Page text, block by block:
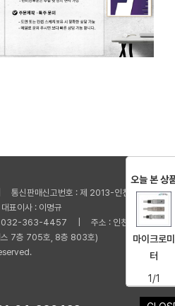
신판매신고번호 : 제 2013-인천부평-001
이사 : 이명규
363-4457 | 주소 : 인천광역시 부
스 7층 705호, 8층 803호)
오늘 본 상
마이크로미
터
1/1